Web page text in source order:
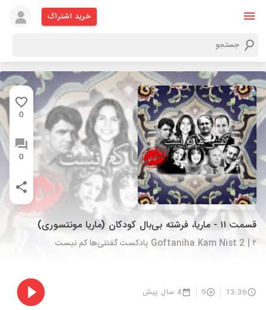
خرید اشتراک
0
0
قسمت ۱۱ - ماریا، فرشته بی‌بال کودکان (ماریا مونتسوری)
Goftaniha Kam Nist 2 | ۲ پادکست گفتنی‌ها کم نیست
13:36
9 4 سال پیش